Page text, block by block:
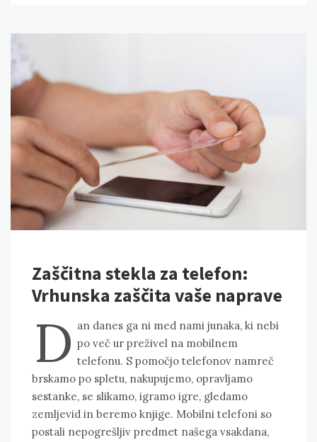
Zaščitna stekla za telefon:
Vrhunska zaščita vaše naprave
D an danes ga ni med nami junaka, ki nebi
po več ur preživel na mobilnem
telefonu. S pomočjo telefonov namreč
brskamo po spletu, nakupujemo, opravljamo
sestanke, se slikamo, igramo igre, gledamo
zemljevid in beremo knjige. Mobilni telefoni so
postali nepogrešljiv predmet našega vsakdana,